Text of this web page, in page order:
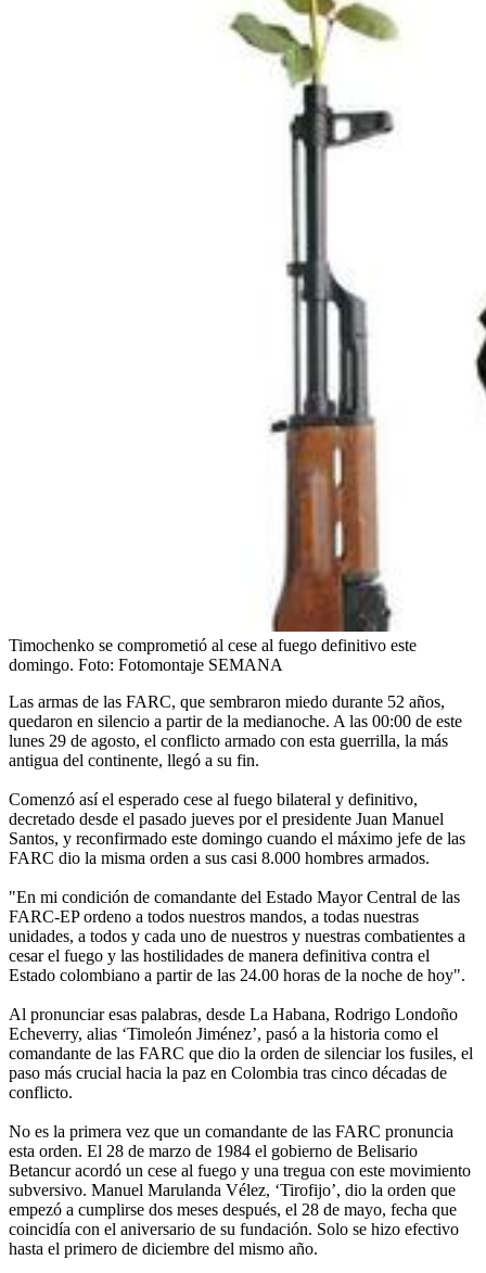
Timochenko se comprometió al cese al fuego definitivo este
domingo. Foto: Fotomontaje SEMANA
Las armas de las FARC, que sembraron miedo durante 52 años,
quedaron en silencio a partir de la medianoche. A las 00:00 de este
lunes 29 de agosto, el conflicto armado con esta guerrilla, la más
antigua del continente, llegó a su fin.
Comenzó así el esperado cese al fuego bilateral y definitivo,
decretado desde el pasado jueves por el presidente Juan Manuel
Santos, y reconfirmado este domingo cuando el máximo jefe de las
FARC dio la misma orden a sus casi 8.000 hombres armados.
"En mi condición de comandante del Estado Mayor Central de las
FARC-EP ordeno a todos nuestros mandos, a todas nuestras
unidades, a todos y cada uno de nuestros y nuestras combatientes a
cesar el fuego y las hostilidades de manera definitiva contra el
Estado colombiano a partir de las 24.00 horas de la noche de hoy".
Al pronunciar esas palabras, desde La Habana, Rodrigo Londoño
Echeverry, alias ‘Timoleón Jiménez’, pasó a la historia como el
comandante de las FARC que dio la orden de silenciar los fusiles, el
paso más crucial hacia la paz en Colombia tras cinco décadas de
conflicto.
No es la primera vez que un comandante de las FARC pronuncia
esta orden. El 28 de marzo de 1984 el gobierno de Belisario
Betancur acordó un cese al fuego y una tregua con este movimiento
subversivo. Manuel Marulanda Vélez, ‘Tirofijo’, dio la orden que
empezó a cumplirse dos meses después, el 28 de mayo, fecha que
coincidía con el aniversario de su fundación. Solo se hizo efectivo
hasta el primero de diciembre del mismo año.